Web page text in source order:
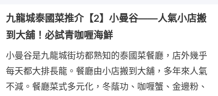
九龍城泰國菜推介【2】小曼谷——人氣小店搬
到大舖！必試青咖喱海鮮
小曼谷是九龍城街坊都熟知的泰國菜餐廳，店外幾乎
每天都大排長龍。餐廳由小店搬到大舖，多年來人氣
不減。餐廳菜式多元化，冬蔭功、咖喱蟹、金邊粉、